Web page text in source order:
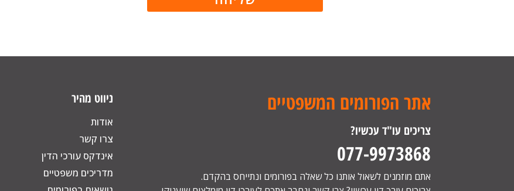
אתר הפורומים המשפטיים
צריכים עו"ד עכשיו?
077-9973868
אתם מוזמנים לשאול אותנו כל שאלה בפורומים ונתייחס בהקדם.
ניווט מהיר
אודות
צרו קשר
אינדקס עורכי הדין
מדריכים משפטיים